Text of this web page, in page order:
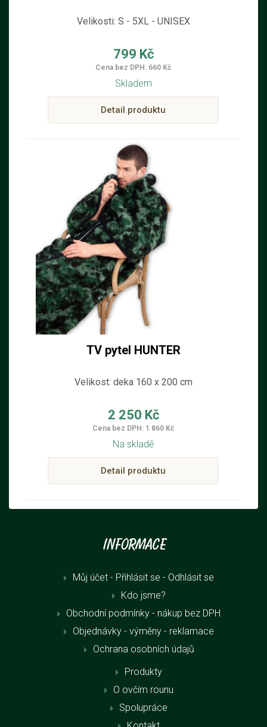
Velikosti: S - 5XL - UNISEX
799 Kč
Cena bez DPH: 660 Kč
Skladem
Detail produktu
TV pytel HUNTER
Velikost: deka 160 x 200 cm
2 250 Kč
Cena bez DPH: 1 860 Kč
Na skladě
Detail produktu
Informace
Můj účet - Přihlásit se - Odhlásit se
Kdo jsme?
Obchodní podmínky - nákup bez DPH
Objednávky - výměny - reklamace
Ochrana osobních údajů
Produkty
O ovčím rounu
Spolupráce